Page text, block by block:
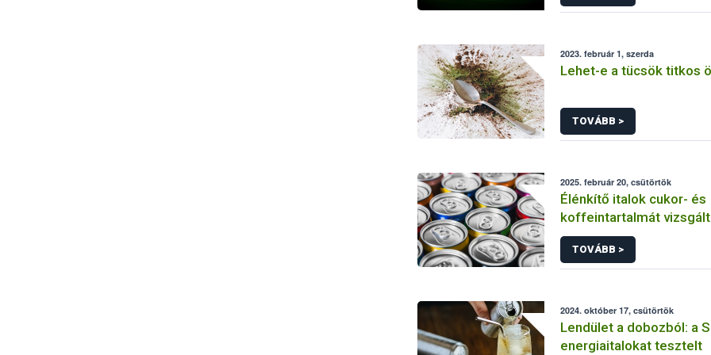
2023. február 1, szerda
Lehet-e a tücsök titkos
TOVÁBB >
2025. február 20, csütörtök
Élénkítő italok cukor- és
koffeintartalmát
Szupermenta
TOVÁBB >
2024. október 17, csütörtök
Lendület a dobozból: a
energiaitalokat tesztelt